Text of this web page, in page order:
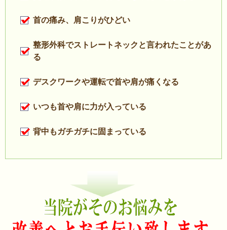
首の痛み、肩こりがひどい
整形外科でストレートネックと言われたことがあ
る
デスクワークや運転で首や肩が痛くなる
いつも首や肩に力が入っている
背中もガチガチに固まっている